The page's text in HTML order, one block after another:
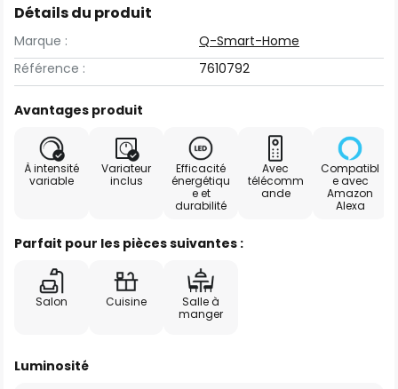
Détails du produit
Marque :
Q-Smart-Home
Référence :
7610792
Avantages produit
À intensité
variable
Variateur
inclus
Efficacité
énergétiqu
e et
durabilité
Avec
télécomm
ande
Compatibl
e avec
Amazon
Alexa
Parfait pour les pièces suivantes :
Salon Cuisine
Salle à
manger
Luminosité